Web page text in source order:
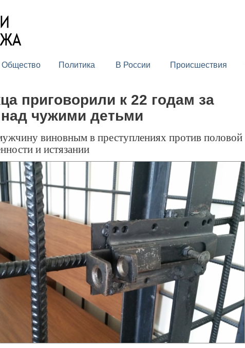
Общество Политика В России Происшествия
приговорили к 22 годам за
чужими детьми
виновным в преступлениях против половой
и истязании